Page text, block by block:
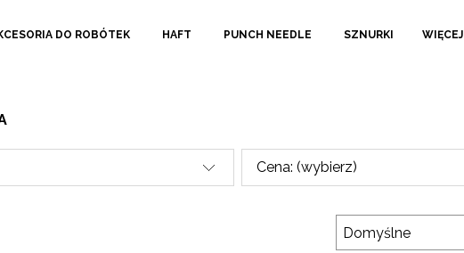
DO ROBÓTEK HAFT PUNCH NEEDLE SZNURKI WIĘCEJ
Cena: (wybierz)